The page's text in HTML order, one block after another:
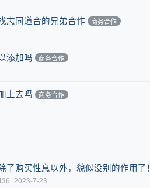
志同道合的兄弟合作 商务合作
添加吗 商务合作
上去吗 商务合作
购买性息以外，貌似没别的作用了！
2023-7-23